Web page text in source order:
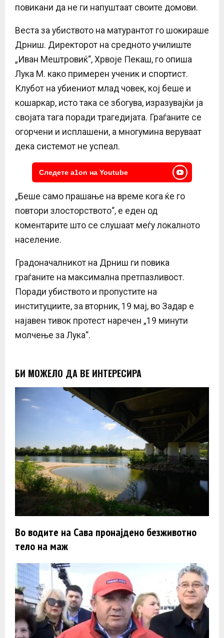
повикани да не ги напуштаат своите домови.
Веста за убиството на матурантот го шокираше
Дрниш. Директорот на средното училиште
„Иван Мештровиќ“, Хрвоје Пекаш, го опиша
Лука М. како примерен ученик и спортист.
Клубот на убиениот млад човек, кој беше и
кошаркар, исто така се збогува, изразувајќи ја
својата тага поради трагедијата. Граѓаните се
огорчени и исплашени, а многумина веруваат
дека системот не успеал.
Следете a1on на Youtube
„Беше само прашање на време кога ќе го
повтори злосторството“, е еден од
коментарите што се слушаат меѓу локалното
население.
Градоначалникот на Дрниш ги повика
граѓаните на максимална претпазливост.
Поради убиството и пропустите на
институциите, за вторник, 19 мај, во Задар е
најавен тивок протест наречен „19 минути
молчење за Лука“.
БИ МОЖЕЛО ДА ВЕ ИНТЕРЕСИРА
Во водите на Сава пронајдено безживотно
тело на маж